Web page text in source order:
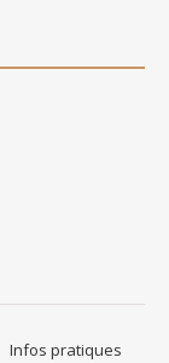
Infos pratiques